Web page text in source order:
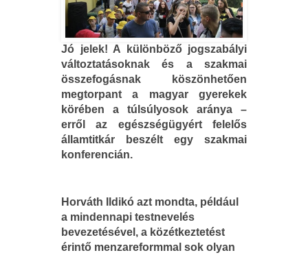
Jó jelek! A különböző jogszabályi
változtatásoknak és a szakmai
összefogásnak köszönhetően
megtorpant a magyar gyerekek
körében a túlsúlyosok aránya –
erről az egészségügyért felelős
államtitkár beszélt egy szakmai
konferencián.
Horváth Ildikó azt mondta, például
a mindennapi testnevelés
bevezetésével, a közétkeztetést
érintő menzareformmal sok olyan